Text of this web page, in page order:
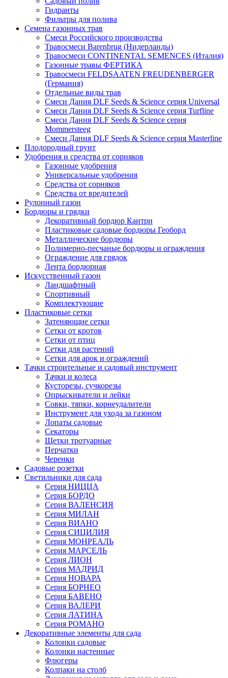
Гидранты
Фильтры для полива
Семена газонных трав
Смеси Российского производства
Травосмеси Barenbrug (Нидерланды)
Травосмеси CONTINENTAL SEMENCES (Италия)
Газонные травы ФЕРТИКА
Травосмеси FELDSAATEN FREUDENBERGER
(Германия)
Отдельные виды трав
Смеси Дания DLF Seeds & Sciеnce серия Universal
Смеси Дания DLF Seeds & Sciеnce серия Turfline
Смеси Дания DLF Seeds & Sciеnce серия
Mommersteeg
Смеси Дания DLF Seeds & Sciеnce серия Masterline
Плодородный грунт
Удобрения и средства от сорняков
Газонные удобрения
Универсальные удобрения
Средства от сорняков
Средства от вредителей
Рулонный газон
Бордюры и грядки
Декоративный бордюр Кантри
Пластиковые садовые бордюры Геоборд
Металлические бордюры
Полимерно-песчаные бордюры и ограждения
Ограждение для грядок
Лента бордюрная
Искусственный газон
Ландшафтный
Спортивный
Комплектующие
Пластиковые сетки
Затеняющие сетки
Сетки от кротов
Сетки от птиц
Сетки для растений
Сетки для арок и ограждений
Тачки строительные и садовый инструмент
Тачки и колеса
Кусторезы, сучкорезы
Опрыскиватели и лейки
Совки, тяпки, корнеудалители
Инструмент для ухода за газоном
Лопаты садовые
Секаторы
Щетки тротуарные
Перчатки
Черенки
Садовые розетки
Светильники для сада
Серия НИЦЦА
Серия БОРДО
Серия ВАЛЕНСИЯ
Серия МИЛАН
Серия ВИАНО
Серия СИЦИЛИЯ
Серия МОНРЕАЛЬ
Серия МАРСЕЛЬ
Серия ЛИОН
Серия МАДРИД
Серия НОВАРА
Серия БОРНЕО
Серия БАВЕНО
Серия ВАЛЕРИ
Серия ЛАТИНА
Серия РОМАНО
Декоративные элементы для сада
Колонки садовые
Колонки настенные
Флюгеры
Колпаки на столб